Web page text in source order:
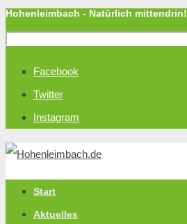
Hohenleimbach - Natürlich mittendrin!
Facebook
Twitter
Instagram
Start
Aktuelles